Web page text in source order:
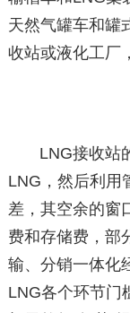
天然气罐车和罐
收站或液化工厂
LNG接收站
LNG，然后利用
差，其空余的窗
费和存储费，部
输、分销一体化
LNG各个环节门